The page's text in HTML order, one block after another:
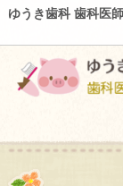
ゆうき歯科 歯科医